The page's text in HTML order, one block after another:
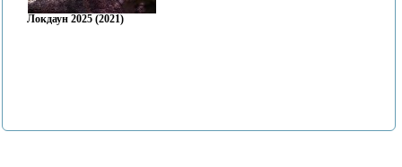
Локдаун 2025 (2021)